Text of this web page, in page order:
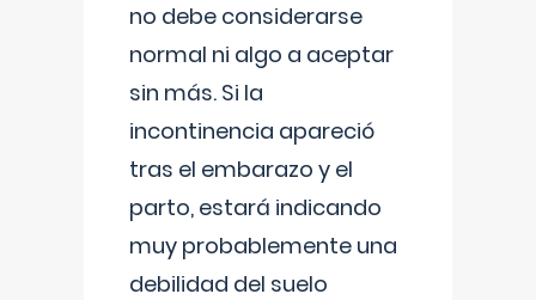
no debe considerarse
normal ni algo a aceptar
sin más. Si la
incontinencia apareció
tras el embarazo y el
parto, estará indicando
muy probablemente una
debilidad del suelo